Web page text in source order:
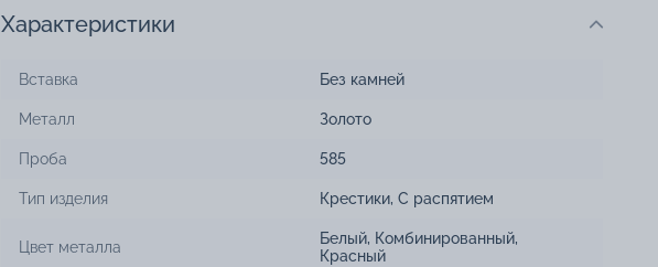
Характеристики
Вставка Без камней
Металл Золото
Проба 585
Тип изделия Крестики, С распятием
Цвет металла Белый, Комбинированный,
Красный